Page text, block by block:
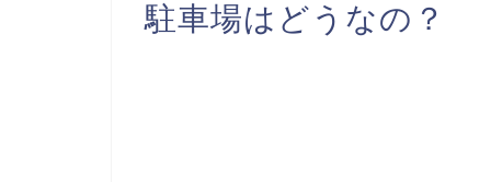
駐車場はどうなの？